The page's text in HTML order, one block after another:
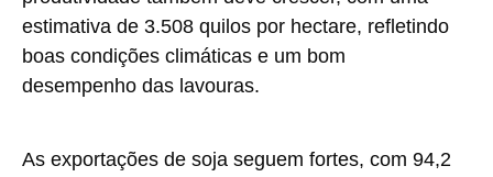
estimativa de 3.508 quilos por hectare, refletindo
boas condições climáticas e um bom
desempenho das lavouras.
As exportações de soja seguem fortes, com 94,2